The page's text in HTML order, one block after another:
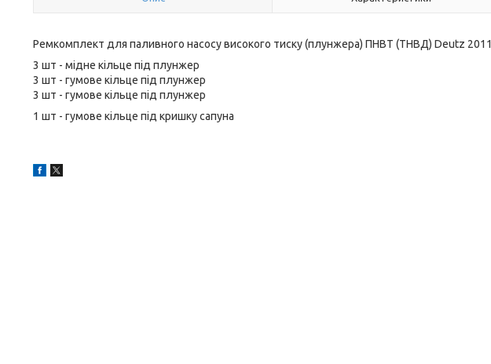
Ремкомплект для паливного насосу високого тиску (плунжера) ПНВТ (ТНВД) Deutz 2011
3 шт - мідне кільце під плунжер
3 шт - гумове кільце під плунжер
3 шт - гумове кільце під плунжер
1 шт - гумове кільце під кришку сапуна